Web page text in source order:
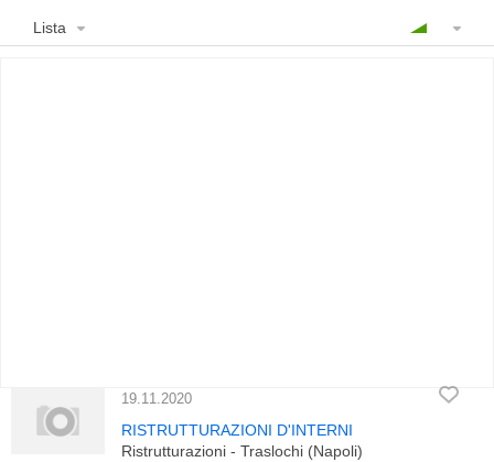
Lista
19.11.2020
RISTRUTTURAZIONI D'INTERNI
Ristrutturazioni - Traslochi (Napoli)